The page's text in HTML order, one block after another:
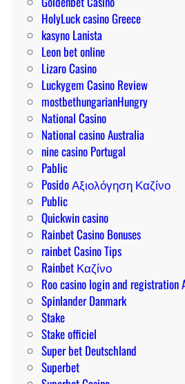
HolyLuck casino Greece
kasyno Lanista
Leon bet online
Lizaro Casino
Luckygem Casino Review
mostbethungarianHungry
National Casino
National casino Australia
nine casino Portugal
Pablic
Posido Αξιολόγηση Καζίνο
Public
Quickwin casino
Rainbet Casino Bonuses
rainbet Casino Tips
Rainbet Καζίνο
Roo casino login and registration
Spinlander Danmark
Stake
Stake officiel
Super bet Deutschland
Superbet